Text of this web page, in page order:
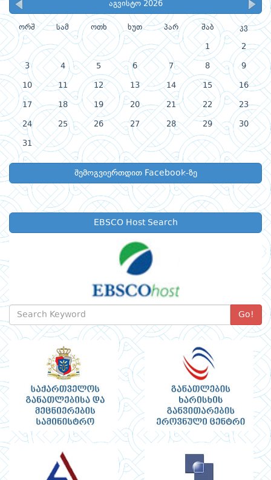
აგვისტო 2026
ორშ სამ ოთხ ხუთ პარ შაბ კვ
1 2
3 4 5 6 7 8 9
10 11 12 13 14 15 16
17 18 19 20 21 22 23
24 25 26 27 28 29 30
31
შემოგვიერთდით Facebook-ზე
EBSCO Host Search
Go!